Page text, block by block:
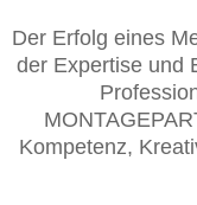
Der Erfolg eines
der Expertise und
Kompetenz,